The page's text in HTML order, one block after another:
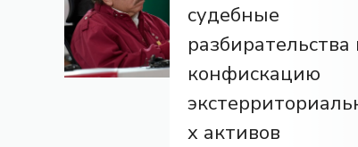
судебные
разбирательства
конфискацию
х активов